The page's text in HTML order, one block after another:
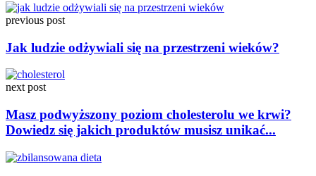
previous post
Jak ludzie odżywiali się na przestrzeni wieków?
next post
Masz podwyższony poziom cholesterolu we krwi?
Dowiedz się jakich produktów musisz unikać...